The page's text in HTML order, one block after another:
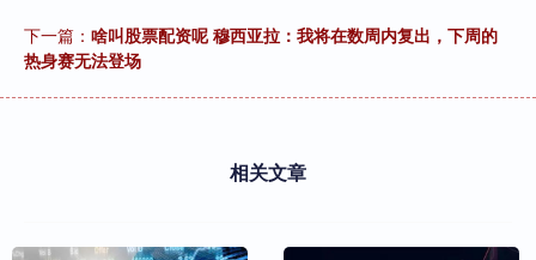
下一篇： 啥叫股票配资呢 穆西亚拉：我将在数周内复出，下周的
热身赛无法登场
相关文章